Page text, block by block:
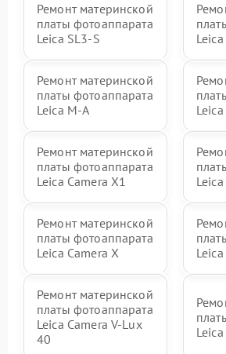
Ремонт материнской
платы фотоаппарата
Leica SL3‑S
Ремонт материнской
платы фотоаппарата
Leica M-A
Ремонт материнской
платы фотоаппарата
Leica Camera X1
Ремонт материнской
платы фотоаппарата
Leica Camera X
Ремонт материнской
платы фотоаппарата
Leica Camera V-Lux
40